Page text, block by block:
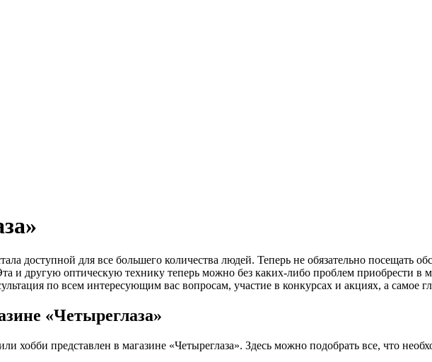
доступной для все большего количества людей. Теперь не обязательно посещать
и другую оптическую технику теперь можно без каких-либо проблем приобрести в
по всем интересующим вас вопросам, участие в конкурсах и акциях, а самое
«Четыреглаза»
хобби представлен в магазине «Четыреглаза». Здесь можно подобрать все, что